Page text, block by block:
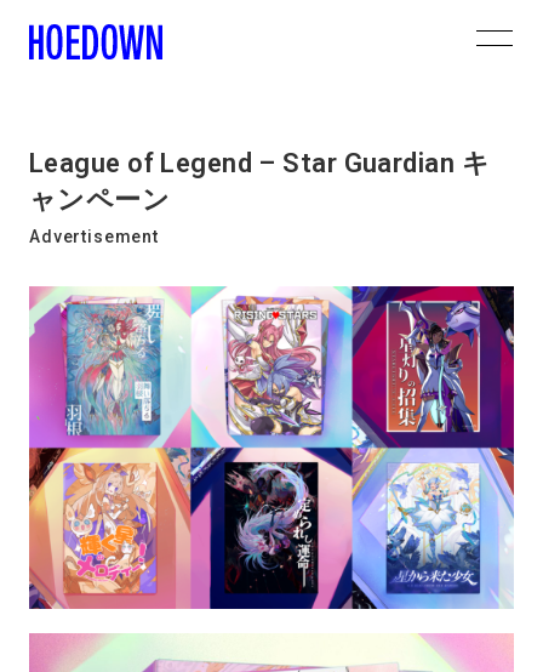
League of Legend – Star Guardian キ
ャンペーン
Advertisement